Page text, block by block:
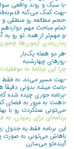
-با سبک و روند واقعی
-بهت کمک می‌کنه
-حجم مطالعه رو منطقی و
-تمام مباحث مهم
-و مهم‌تر از همه: تو رو
زمان‌بندی آزمون‌ها
-هر دو هفته یک‌بار
-روزهای چهارشنبه
چرا این برنامه به
-بهت مسیر می‌ده، نه فقط
-باعث میشه بدونی دقیقاً
-برنامه جوری چیده
-ذهنت به مرور به فضای
-می‌تونی عملکردت رو با
برنامه‌ای برای رسیدن، نه
این برنامه فقط یه جدول
باهاش می‌تونی به صورت
آینده‌تو می‌سازن.